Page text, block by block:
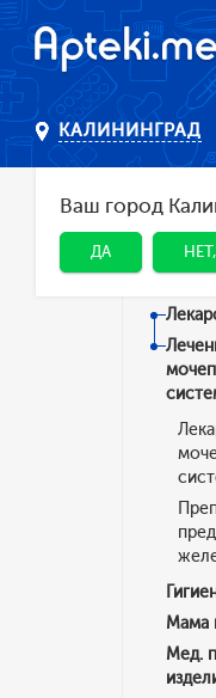
КАЛИНИНГРАД
Ваш город
ДА
Главная
Мама
Мед.